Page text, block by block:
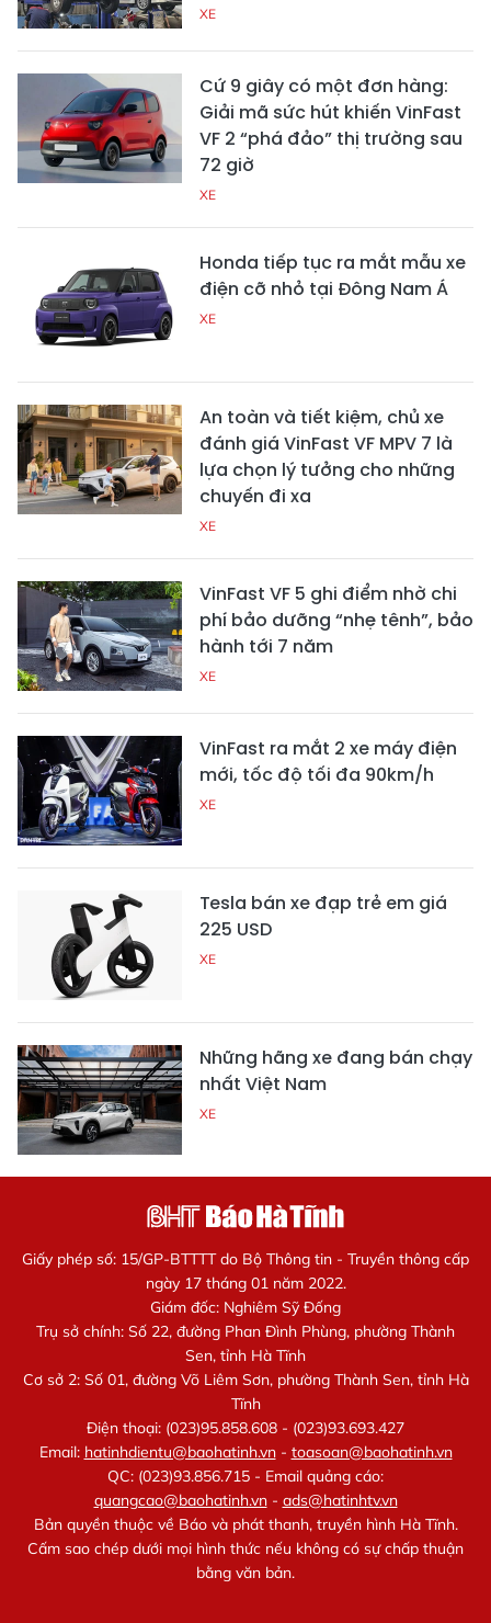
XE
Cứ 9 giây có một đơn hàng:
Giải mã sức hút khiến VinFast
VF 2 “phá đảo” thị trường sau
72 giờ
XE
Honda tiếp tục ra mắt mẫu xe
điện cỡ nhỏ tại Đông Nam Á
XE
An toàn và tiết kiệm, chủ xe
đánh giá VinFast VF MPV 7 là
lựa chọn lý tưởng cho những
chuyến đi xa
XE
VinFast VF 5 ghi điểm nhờ chi
phí bảo dưỡng “nhẹ tênh”, bảo
hành tới 7 năm
XE
VinFast ra mắt 2 xe máy điện
mới, tốc độ tối đa 90km/h
XE
Tesla bán xe đạp trẻ em giá
225 USD
XE
Những hãng xe đang bán chạy
nhất Việt Nam
XE
Giấy phép số: 15/GP-BTTTT do Bộ Thông tin - Truyền thông cấp
ngày 17 tháng 01 năm 2022.
Giám đốc: Nghiêm Sỹ Đống
Trụ sở chính: Số 22, đường Phan Đình Phùng, phường Thành
Sen, tỉnh Hà Tĩnh
Cơ sở 2: Số 01, đường Võ Liêm Sơn, phường Thành Sen, tỉnh Hà
Tĩnh
Điện thoại: (023)95.858.608 - (023)93.693.427
Email: hatinhdientu@baohatinh.vn- toasoan@baohatinh.vn
QC: (023)93.856.715 - Email quảng cáo:
quangcao@baohatinh.vn- ads@hatinhtv.vn
Bản quyền thuộc về Báo và phát thanh, truyền hình Hà Tĩnh.
Cấm sao chép dưới mọi hình thức nếu không có sự chấp thuận
bằng văn bản.